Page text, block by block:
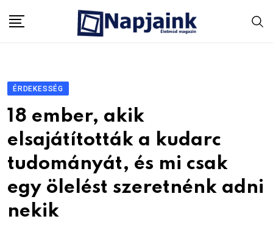
ÉRDEKESSÉG
18 ember, akik
elsajátították a kudarc
tudományát, és mi csak
egy ölelést szeretnénk adni
nekik